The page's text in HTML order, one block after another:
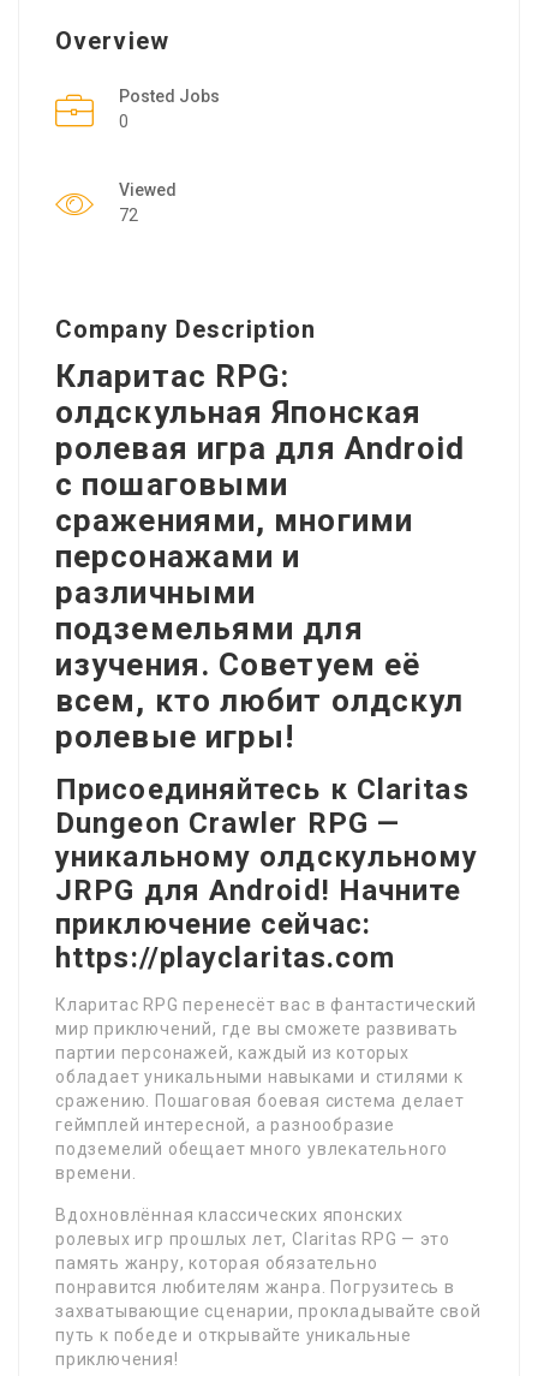
Overview
Posted Jobs
0
Viewed
72
Company Description
Кларитас RPG:
олдскульная Японская
ролевая игра для Android
с пошаговыми
сражениями, многими
персонажами и
различными
подземельями для
изучения. Советуем её
всем, кто любит олдскул
ролевые игры!
Присоединяйтесь к Claritas
Dungeon Crawler RPG —
уникальному олдскульному
JRPG для Android! Начните
приключение сейчас:
https://playclaritas.com
Кларитас RPG перенесёт вас в фантастический
мир приключений, где вы сможете развивать
партии персонажей, каждый из которых
обладает уникальными навыками и стилями к
сражению. Пошаговая боевая система делает
геймплей интересной, а разнообразие
подземелий обещает много увлекательного
времени.
Вдохновлённая классических японских
ролевых игр прошлых лет, Claritas RPG — это
память жанру, которая обязательно
понравится любителям жанра. Погрузитесь в
захватывающие сценарии, прокладывайте свой
путь к победе и открывайте уникальные
приключения!